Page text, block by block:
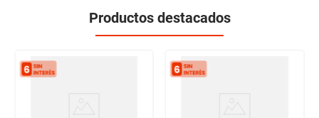
Productos destacados